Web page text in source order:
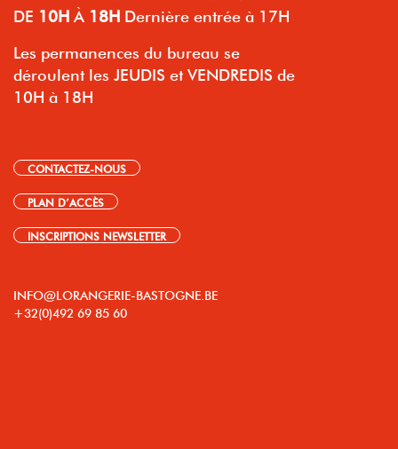
DE 10H À 18H Dernière entrée à 17H
Les permanences du bureau se
déroulent les JEUDIS et VENDREDIS de
10H à 18H
CONTACTEZ-NOUS
PLAN D’ACCÈS
INSCRIPTIONS NEWSLETTER
INFO@LORANGERIE-BASTOGNE.BE
+32(0)492 69 85 60